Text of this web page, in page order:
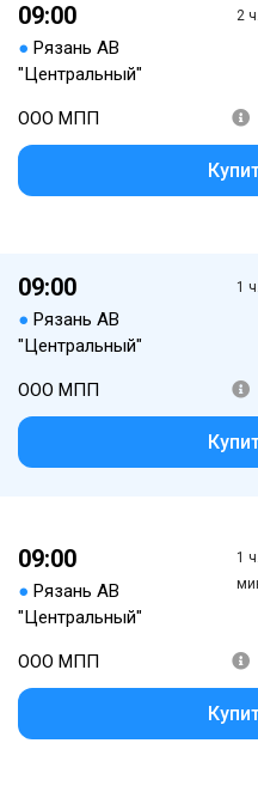
09:00
● Рязань АВ
"Центральный"
2 ч.
ООО МПП
09:00
● Рязань АВ
"Центральный"
1 ч.
ООО МПП
09:00
● Рязань АВ
"Центральный"
1
ООО МПП